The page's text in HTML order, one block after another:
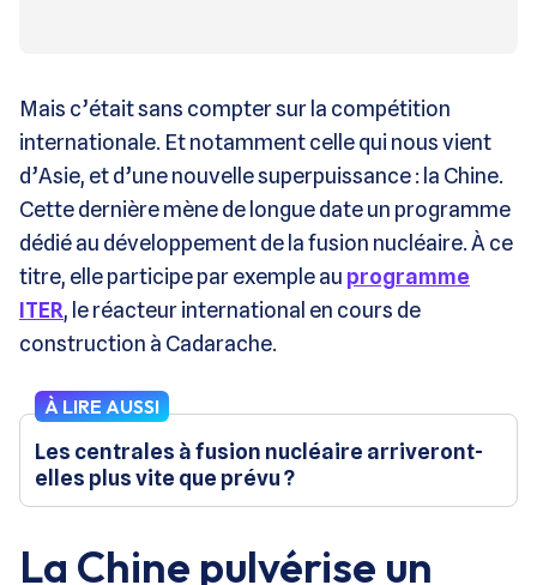
Mais c’était sans compter sur la compétition
internationale. Et notamment celle qui nous vient
d’Asie, et d’une nouvelle superpuissance : la Chine.
Cette dernière mène de longue date un programme
dédié au développement de la fusion nucléaire. À ce
titre, elle participe par exemple au programme
ITER, le réacteur international en cours de
construction à Cadarache.
À LIRE AUSSI
Les centrales à fusion nucléaire arriveront-
elles plus vite que prévu ?
La Chine pulvérise un